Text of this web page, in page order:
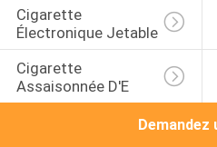
Cigarette
Électronique Jetable
Cigarette
Assaisonnée D'E
Demandez